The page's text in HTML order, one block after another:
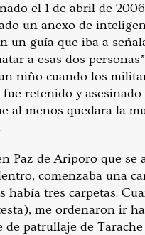
el 1 de abril de
un anexo de
un guía que iba a
a esas dos
niño cuando los
retenido y asesinado
al menos quedara la
Paz de Ariporo que se
comenzaba una
había tres carpetas.
me ordenaron ir
patrullaje de